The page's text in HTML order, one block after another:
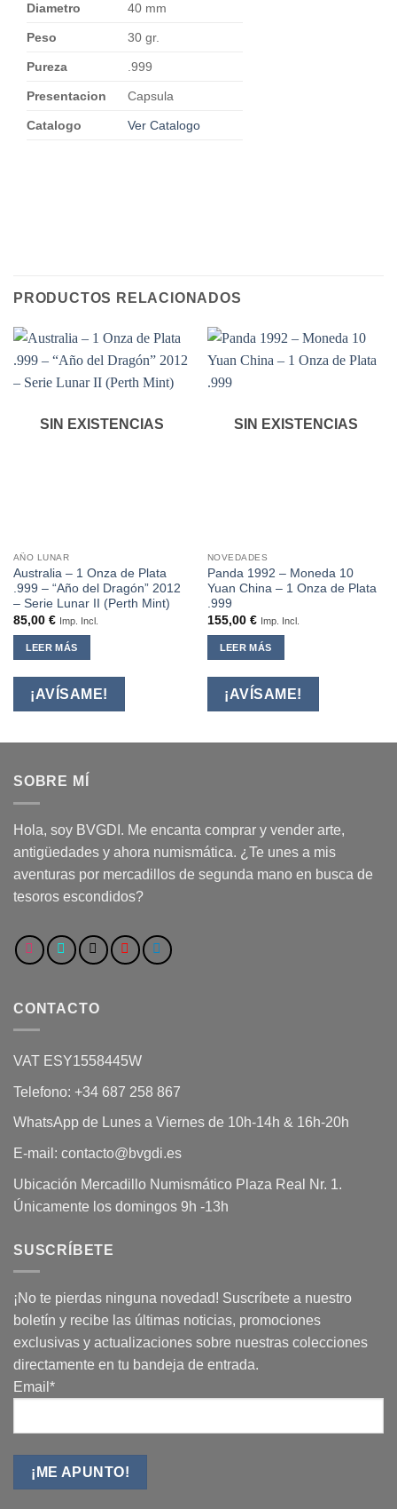
Diametro 40 mm
Peso 30 gr.
Pureza .999
Presentacion Capsula
Catalogo Ver Catalogo
PRODUCTOS RELACIONADOS
SIN EXISTENCIAS
AÑO LUNAR
Australia – 1 Onza de Plata
.999 – “Año del Dragón” 2012
– Serie Lunar II (Perth Mint)
85,00 € Imp. Incl.
LEER MÁS
¡AVÍSAME!
SIN EXISTENCIAS
NOVEDADES
Panda 1992 – Moneda 10
Yuan China – 1 Onza de Plata
.999
155,00 € Imp. Incl.
LEER MÁS
¡AVÍSAME!
SOBRE MÍ
Hola, soy BVGDI. Me encanta comprar y vender arte,
antigüedades y ahora numismática. ¿Te unes a mis
aventuras por mercadillos de segunda mano en busca de
tesoros escondidos?
CONTACTO
VAT ESY1558445W
Telefono: +34 687 258 867
WhatsApp de Lunes a Viernes de 10h-14h & 16h-20h
E-mail: contacto@bvgdi.es
Ubicación Mercadillo Numismático Plaza Real Nr. 1.
Únicamente los domingos 9h -13h
SUSCRÍBETE
¡No te pierdas ninguna novedad! Suscríbete a nuestro
boletín y recibe las últimas noticias, promociones
exclusivas y actualizaciones sobre nuestras colecciones
directamente en tu bandeja de entrada.
Email*